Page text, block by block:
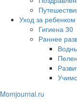
Уход за ребенком
Гигиена 30
Раннее
Momjournal.ru